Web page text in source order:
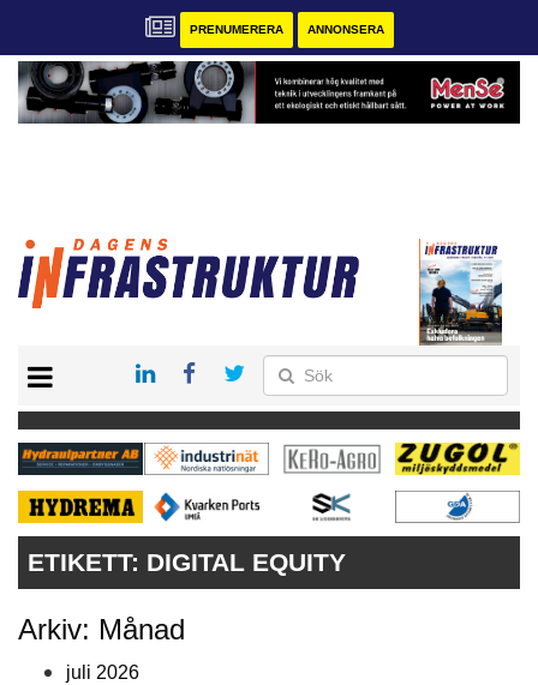
PRENUMERERA ANNONSERA
KONTAKT
VÅRA ANDRA MAGASIN
PRENUMERERA
ANNONSERA
ETIKETT: DIGITAL EQUITY
Arkiv: Månad
juli 2026